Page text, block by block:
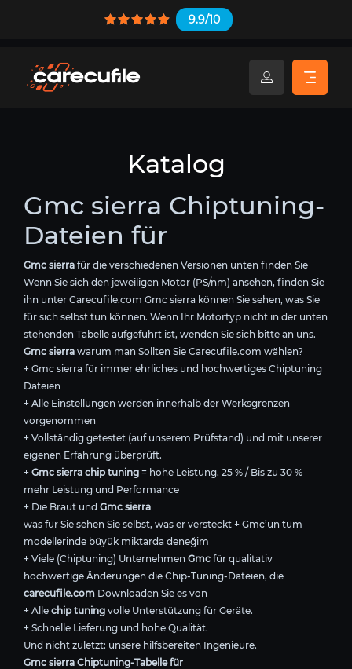
9.9/10
Katalog
Gmc sierra Chiptuning-
Dateien für
Gmc sierra für die verschiedenen Versionen unten finden Sie
Wenn Sie sich den jeweiligen Motor (PS/nm) ansehen, finden Sie
ihn unter Carecufile.com Gmc sierra können Sie sehen, was Sie
für sich selbst tun können. Wenn Ihr Motortyp nicht in der unten
stehenden Tabelle aufgeführt ist, wenden Sie sich bitte an uns.
Gmc sierra warum man Sollten Sie Carecufile.com wählen?
+ Gmc sierra für immer ehrliches und hochwertiges Chiptuning
Dateien
+ Alle Einstellungen werden innerhalb der Werksgrenzen
vorgenommen
+ Vollständig getestet (auf unserem Prüfstand) und mit unserer
eigenen Erfahrung überprüft.
+ Gmc sierra chip tuning = hohe Leistung. 25 % / Bis zu 30 %
mehr Leistung und Performance
+ Die Braut und Gmc sierra
was für Sie sehen Sie selbst, was er versteckt + Gmc’un tüm
modellerinde büyük miktarda deneğim
+ Viele (Chiptuning) Unternehmen Gmc für qualitativ
hochwertige Änderungen die Chip-Tuning-Dateien, die
carecufile.com Downloaden Sie es von
+ Alle chip tuning volle Unterstützung für Geräte.
+ Schnelle Lieferung und hohe Qualität.
Und nicht zuletzt: unsere hilfsbereiten Ingenieure.
Gmc sierra Chiptuning-Tabelle für